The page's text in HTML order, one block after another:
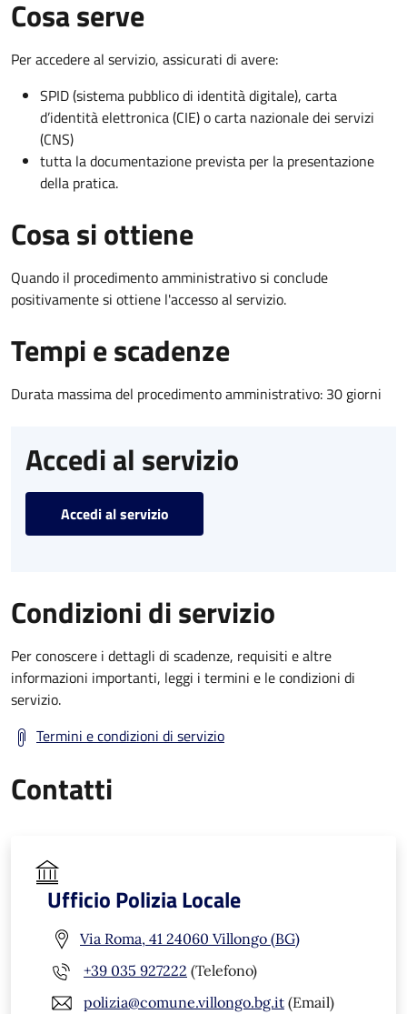
Cosa serve
Per accedere al servizio, assicurati di avere:
SPID (sistema pubblico di identità digitale), carta
d’identità elettronica (CIE) o carta nazionale dei servizi
(CNS)
tutta la documentazione prevista per la presentazione
della pratica.
Cosa si ottiene
Quando il procedimento amministrativo si conclude
positivamente si ottiene l'accesso al servizio.
Tempi e scadenze
Durata massima del procedimento amministrativo: 30 giorni
Accedi al servizio
Accedi al servizio
Condizioni di servizio
Per conoscere i dettagli di scadenze, requisiti e altre
informazioni importanti, leggi i termini e le condizioni di
servizio.
Termini e condizioni di servizio
Contatti
Ufficio Polizia Locale
Via Roma, 41 24060 Villongo (BG)
+39 035 927222 (Telefono)
polizia@comune.villongo.bg.it (Email)